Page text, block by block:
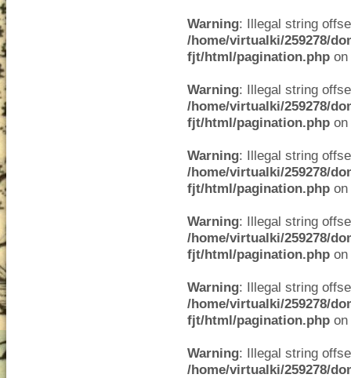
Warning: Illegal string
/home/virtualki/259278/
fjt/html/pagination.php
Warning: Illegal string
/home/virtualki/259278/
fjt/html/pagination.php
Warning: Illegal string
/home/virtualki/259278/
fjt/html/pagination.php
Warning: Illegal string
/home/virtualki/259278/
fjt/html/pagination.php
Warning: Illegal string
/home/virtualki/259278/
fjt/html/pagination.php
Warning: Illegal string
/home/virtualki/259278/